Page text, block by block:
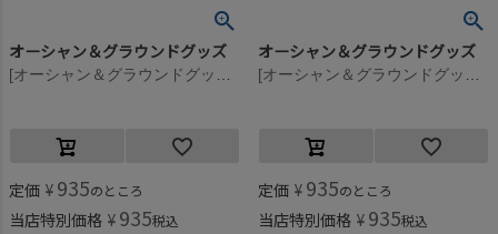
オーシャン＆グラウンドグッズ
定価 ¥ 935のところ
当店特別価格 ¥ 935税込
オーシャン＆グラウンドグッズ
定価 ¥ 935のところ
当店特別価格 ¥ 935税込